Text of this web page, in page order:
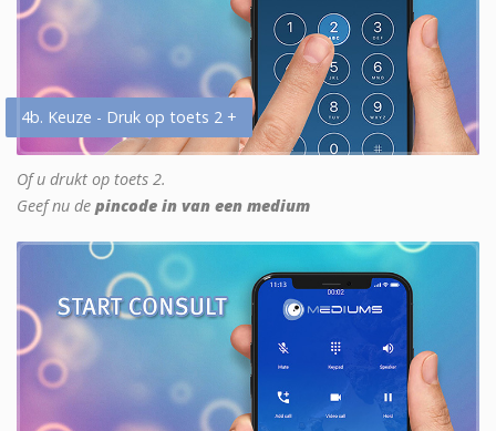
4b. Keuze - Druk op toets 2 +
Of u drukt op toets 2.
Geef nu de pincode in van een medium